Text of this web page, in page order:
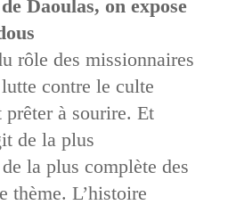
Daoulas, on expose
rôle des missionnaires
contre le culte
à sourire. Et
de la plus
la plus complète des
thème. L’histoire